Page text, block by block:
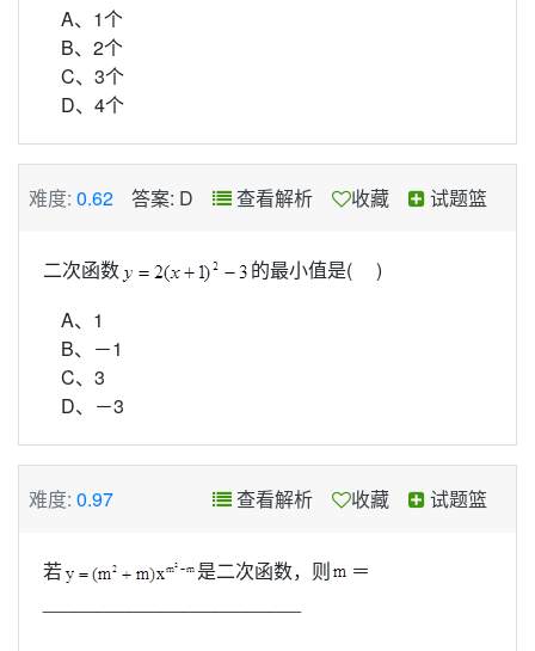
A、1个
B、2个
C、3个
D、4个
难度: 0.62 答案: D 查看解析 收藏 试题篮
二次函数
的最小值是( )
A、1
B、－1
C、3
D、－3
难度: 0.97 查看解析 收藏 试题篮
若 是二次函数，则
＝